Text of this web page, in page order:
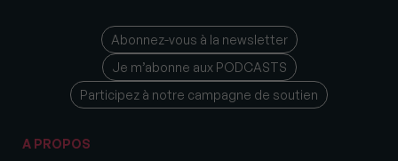
Abonnez-vous à la newsletter
Je m’abonne aux PODCASTS
Participez à notre campagne de soutien
A PROPOS